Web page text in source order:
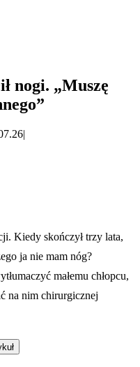
nogi. „Muszę
|
Kiedy skończył trzy lata,
ja nie mam nóg?
małemu chłopcu,
na nim chirurgicznej